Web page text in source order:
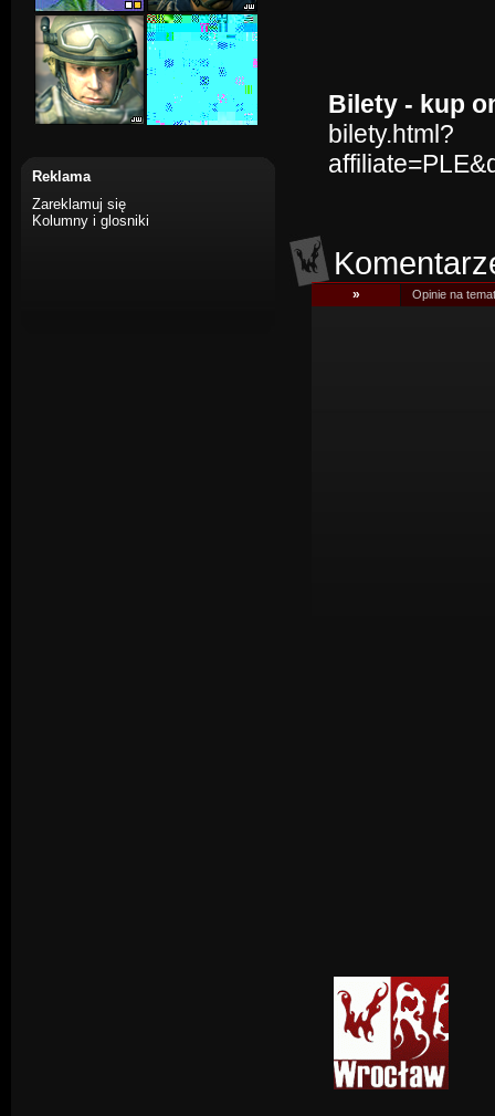
Reklama
Zareklamuj się
Kolumny i glosniki
Bilety - kup
bilety.html?
» Opinie na